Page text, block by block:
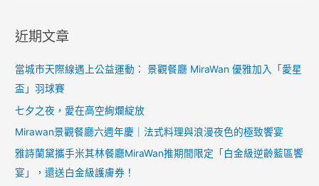
近期文章
當城市天際線遇上公益運動： 景觀餐廳 MiraWan 優雅加入「愛星
盃」羽球賽
七夕之夜，愛在高空絢爛綻放
Mirawan景觀餐廳六週年慶｜法式料理與浪漫夜色的極致饗宴
雅詩蘭黛攜手米其林餐廳MiraWan推期間限定「白金級逆齡藍區饗
宴」，還送白金級護膚券！